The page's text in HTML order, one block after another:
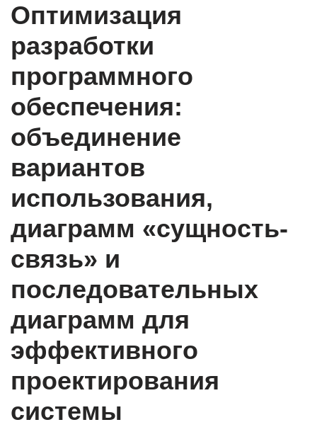
Оптимизация
разработки
программного
обеспечения:
объединение
вариантов
использования,
диаграмм «сущность-
связь» и
последовательных
диаграмм для
эффективного
проектирования
системы